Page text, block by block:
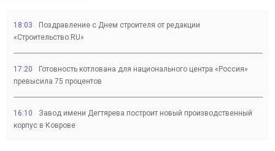
18:03
Поздравление с Днем строителя от редакции
«Строительство.RU»
17:20
Готовность котлована для национального центра «Россия»
превысила 75 процентов
16:10
Завод имени Дегтярева построит новый производственный
корпус в Коврове